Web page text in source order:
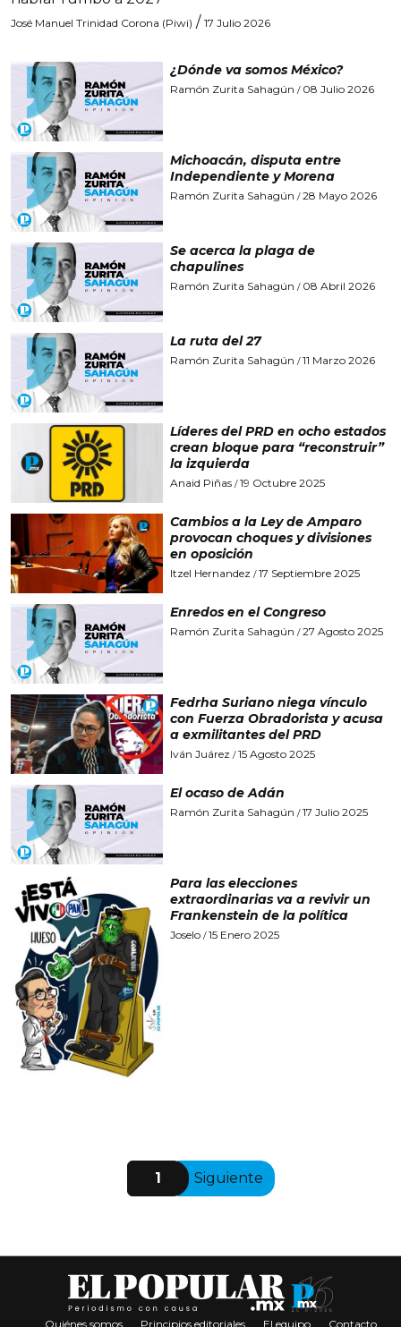
José Manuel Trinidad Corona (Piwi) / 17 Julio 2026
¿Dónde va somos México?
Ramón Zurita Sahagún / 08 Julio 2026
Michoacán, disputa entre
Independiente y Morena
Ramón Zurita Sahagún /28 Mayo 2026
Se acerca la plaga de
chapulines
Ramón Zurita Sahagún / 08 Abril 2026
La ruta del 27
Ramón Zurita Sahagún /11 Marzo 2026
Líderes del PRD en ocho estados
crean bloque para “reconstruir”
la izquierda
Anaid Piñas/19 Octubre 2025
Cambios a la Ley de Amparo
provocan choques y divisiones
en oposición
Itzel Hernandez /17 Septiembre 2025
Enredos en el Congreso
Ramón Zurita Sahagún /27 Agosto 2025
Fedrha Suriano niega vínculo
con Fuerza Obradorista y acusa
a exmilitantes del PRD
Iván Juárez /15 Agosto 2025
El ocaso de Adán
Ramón Zurita Sahagún /17 Julio 2025
Para las elecciones
extraordinarias va a revivir un
Frankenstein de la política
Joselo/15 Enero 2025
1 Siguiente
Quiénes somos Principios editoriales El equipo Contacto